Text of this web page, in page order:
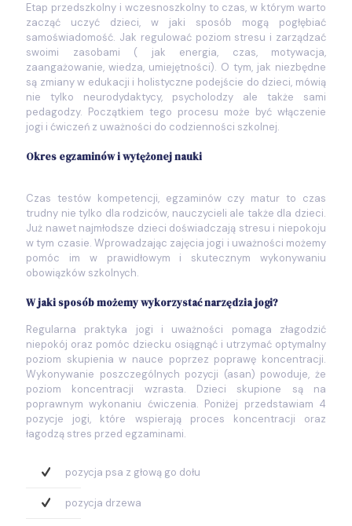
Etap przedszkolny i wczesnoszkolny to czas, w którym warto
zacząć uczyć dzieci, w jaki sposób mogą pogłębiać
samoświadomość. Jak regulować poziom stresu i zarządzać
swoimi zasobami ( jak energia, czas, motywacja,
zaangażowanie, wiedza, umiejętności). O tym, jak niezbędne
są zmiany w edukacji i holistyczne podejście do dzieci, mówią
nie tylko neurodydaktycy, psycholodzy ale także sami
pedagodzy. Początkiem tego procesu może być włączenie
jogi i ćwiczeń z uważności do codzienności szkolnej.
Okres egzaminów i wytężonej nauki
Czas testów kompetencji, egzaminów czy matur to czas
trudny nie tylko dla rodziców, nauczycieli ale także dla dzieci.
Już nawet najmłodsze dzieci doświadczają stresu i niepokoju
w tym czasie. Wprowadzając zajęcia jogi i uważności możemy
pomóc im w prawidłowym i skutecznym wykonywaniu
obowiązków szkolnych.
W jaki sposób możemy wykorzystać narzędzia jogi?
Regularna praktyka jogi i uważności pomaga złagodzić
niepokój oraz pomóc dziecku osiągnąć i utrzymać optymalny
poziom skupienia w nauce poprzez poprawę koncentracji.
Wykonywanie poszczególnych pozycji (asan) powoduje, że
poziom koncentracji wzrasta. Dzieci skupione są na
poprawnym wykonaniu ćwiczenia. Poniżej przedstawiam 4
pozycje jogi, które wspierają proces koncentracji oraz
łagodzą stres przed egzaminami.
pozycja psa z głową go dołu
pozycja drzewa